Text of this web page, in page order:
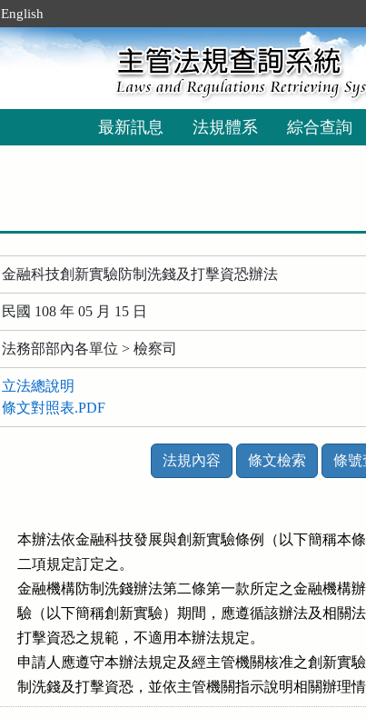
English
最新訊息 法規體系 綜合查詢
金融科技創新實驗防制洗錢及打擊資恐辦法
民國 108 年 05 月 15 日
法務部部內各單位 > 檢察司
立法總說明
條文對照表.PDF
法規內容 條文檢索 條號
本辦法依金融科技發展與創新實驗條例（以下簡稱本
二項規定訂定之。
金融機構防制洗錢辦法第二條第一款所定之金融機構
驗（以下簡稱創新實驗）期間，應遵循該辦法及相關
打擊資恐之規範，不適用本辦法規定。
申請人應遵守本辦法規定及經主管機關核准之創新實
制洗錢及打擊資恐，並依主管機關指示說明相關辦理情